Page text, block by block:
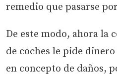
remedio que pasarse
De este modo, ahora la
de coches le pide
en concepto de daños,